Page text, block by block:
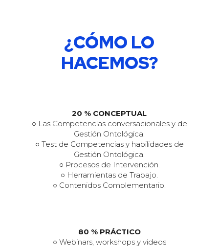
¿CÓMO LO
HACEMOS?
20 % CONCEPTUAL
○ Las Competencias conversacionales y de
Gestión Ontológica.
○ Test de Competencias y habilidades de
Gestión Ontológica.
○ Procesos de Intervención.
○ Herramientas de Trabajo.
○ Contenidos Complementario.
80 % PRÁCTICO
○ Webinars, workshops y videos